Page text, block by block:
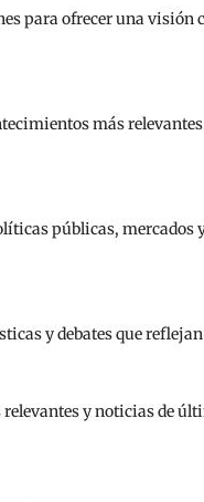
para ofrecer una visión
más
públicas, mercados
y debates que
y noticias de